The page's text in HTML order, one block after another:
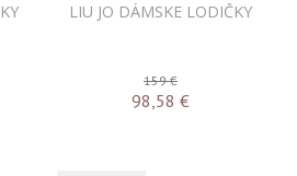
LIU JO DÁMSKE LODIČKY
159 €
98,58 €